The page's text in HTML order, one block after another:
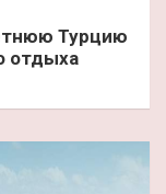
Турцию
отдыха